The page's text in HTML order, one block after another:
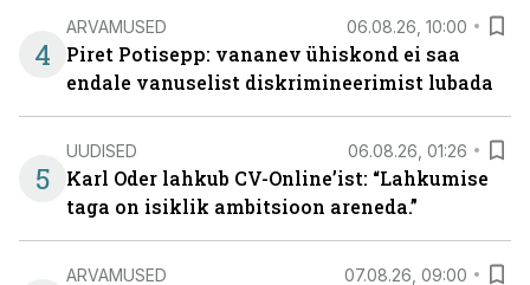
4
ARVAMUSED 06.08.26, 10:00
Piret Potisepp: vananev ühiskond ei saa
endale vanuselist diskrimineerimist lubada
5
UUDISED 06.08.26, 01:26
Karl Oder lahkub CV-Online’ist: “Lahkumise
taga on isiklik ambitsioon areneda.”
ARVAMUSED 07.08.26, 09:00